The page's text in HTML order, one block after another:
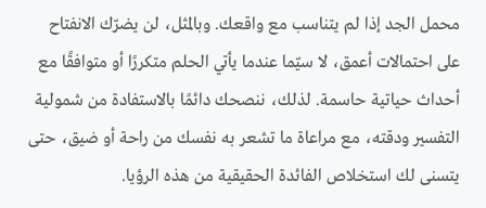
محمل الجد إذا لم يتناسب مع واقعك. وبالمثل، لن يضرّك الانفتاح
على احتمالات أعمق، لا سيّما عندما يأتي الحلم متكررًا أو متوافقًا مع
أحداث حياتية حاسمة. لذلك، ننصحك دائمًا بالاستفادة من شمولية
التفسير ودقته، مع مراعاة ما تشعر به نفسك من راحة أو ضيق، حتى
يتسنى لك استخلاص الفائدة الحقيقية من هذه الرؤيا.